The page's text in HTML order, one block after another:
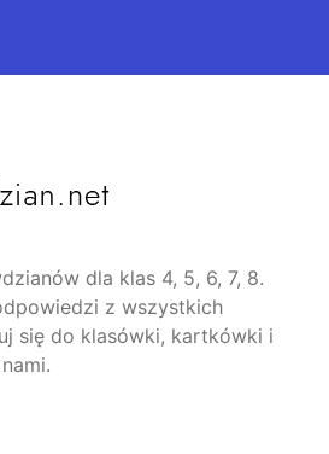
dla klas 4, 5, 6, 7, 8.
z wszystkich
się do klasówki, kartkówki i